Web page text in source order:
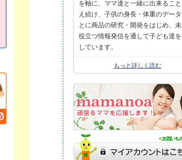
を軸に、ママ達と一緒に出来るこ
え続け、子供の身長・体重のデー
とに商品の研究・開発をはじめ、
役立つ情報発信を通して子ども達
しています。
もっと詳しく読む